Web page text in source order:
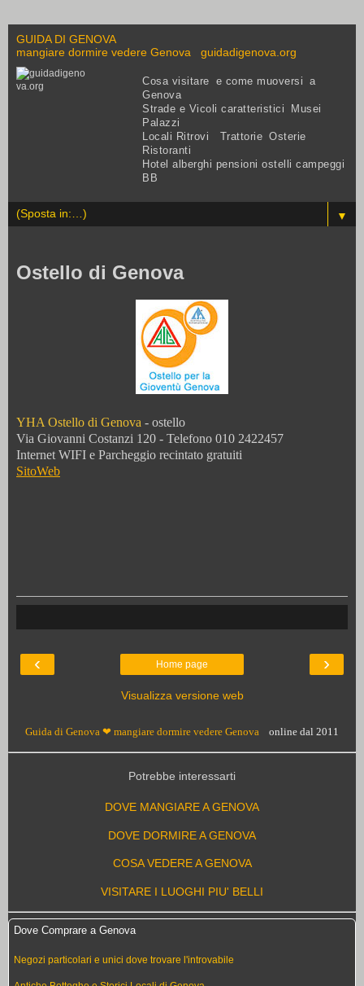
GUIDA DI GENOVA
mangiare dormire vedere Genova guidadigenova.org
Cosa visitare e come muoversi a
Genova
Strade e Vicoli caratteristici Musei
Palazzi
Locali Ritrovi Trattorie Osterie
Ristoranti
Hotel alberghi pensioni ostelli campeggi
BB
▼
Ostello di Genova
YHA Ostello di Genova - ostello
Via Giovanni Costanzi 120 - Telefono 010 2422457
Internet WIFI e Parcheggio recintato gratuiti
SitoWeb
‹ ›
Home page
Visualizza versione web
Guida di Genova ❤ mangiare dormire vedere Genova online dal 2011
Potrebbe interessarti
DOVE MANGIARE A GENOVA
DOVE DORMIRE A GENOVA
COSA VEDERE A GENOVA
VISITARE I LUOGHI PIU' BELLI
Dove Comprare a Genova
Negozi particolari e unici dove trovare l'introvabile